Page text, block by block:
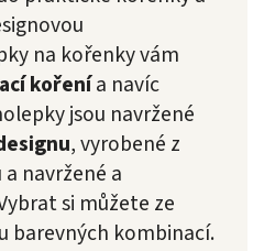
na kořenky vám
kořenía navíc
jsou navržené
, vyrobené z
navržené a
si můžete ze
barevných kombinací.